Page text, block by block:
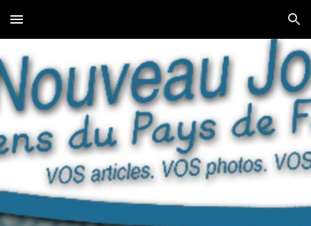
Skip to main content Skip to navigation